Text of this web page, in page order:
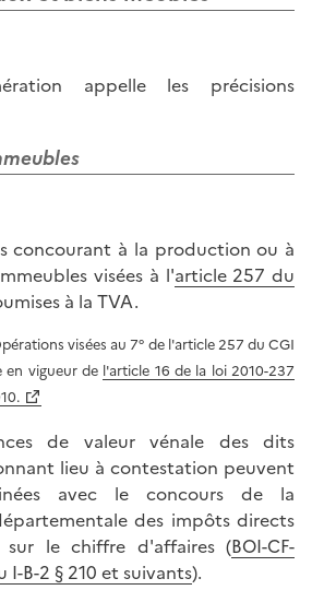
appelle les précisions
concourant à la production ou à
visées à l'article 257 du
à la TVA.
visées au 7° de l'article 257 du CGI
en vigueur de l'article 16 de la loi 2010-237
de valeur vénale des dits
lieu à contestation peuvent
avec le concours de la
des impôts directs
le chiffre d'affaires (BOI-CF-
I-B-2 § 210 et suivants).